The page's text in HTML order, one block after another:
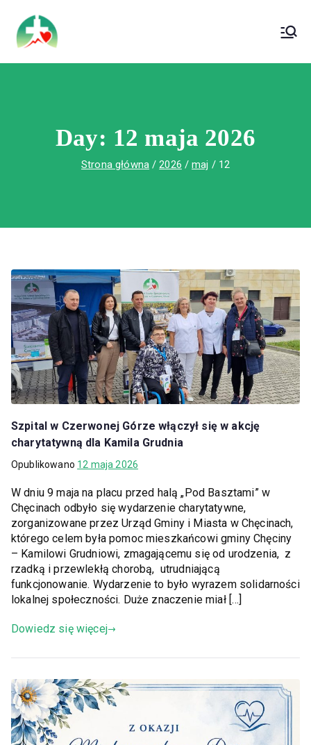
treści
Wojewódzki Szpital Specjalistyczny im.
Św. Rafała w Czerwonej Górze
Day: 12 maja 2026
Strona główna 2026 maj 12
Szpital w Czerwonej Górze włączył się w akcję
charytatywną dla Kamila Grudnia
Opublikowano 12 maja 2026
W dniu 9 maja na placu przed halą „Pod Basztami” w
Chęcinach odbyło się wydarzenie charytatywne,
zorganizowane przez Urząd Gminy i Miasta w Chęcinach,
którego celem była pomoc mieszkańcowi gminy Chęciny
– Kamilowi Grudniowi, zmagającemu się od urodzenia, z
rzadką i przewlekłą chorobą, utrudniającą
funkcjonowanie. Wydarzenie to było wyrazem solidarności
lokalnej społeczności. Duże znaczenie miał […]
Dowiedz się więcej